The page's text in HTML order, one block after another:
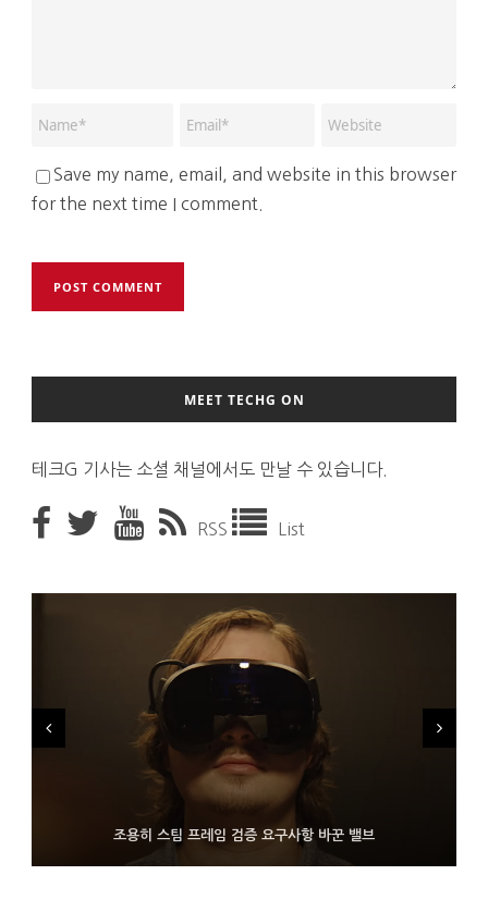
Save my name, email, and website in this browser
for the next time I comment.
MEET TECHG ON
테크G 기사는 소셜 채널에서도 만날 수 있습니다.
RSS List
조용히 스팀 프레임 검증 요구사항 바꾼 밸브
9월 4일부터 서비스 접는 안드로이드 장치용 구글 어시스턴트
보인 삼성전자